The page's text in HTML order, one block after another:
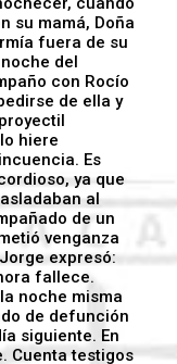
su mamá, Doña
fuera de su
del
con Rocío
de ella y
hiere
Es
ya que
al
de un
venganza
expresó:
fallece.
noche misma
de defunción
siguiente. En
Cuenta testigos